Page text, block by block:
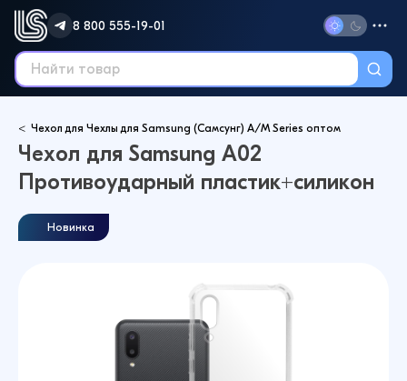
8 800 555-19-01
Чехол для Чехлы для Samsung (Самсунг) A/M Series оптом
Чехол для Samsung A02
Противоударный пластик+силикон
Новинка